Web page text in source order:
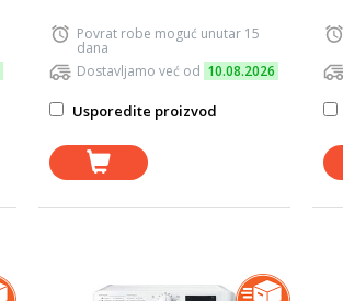
Povrat robe moguć unutar 15
dana
Dostavljamo već od 10.08.2026
Usporedite proizvod